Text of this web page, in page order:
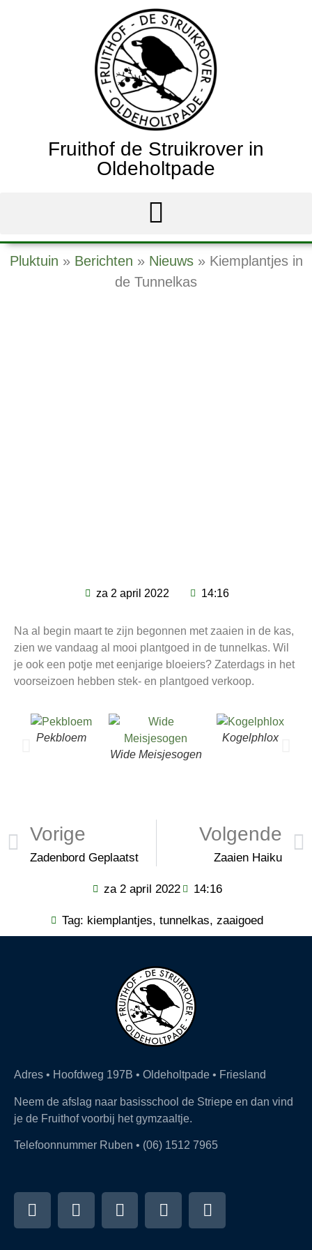
Fruithof de Struikrover in
Oldeholtpade
Pluktuin » Berichten » Nieuws» Kiemplantjes in
de Tunnelkas
za 2 april 2022 14:16
Na al begin maart te zijn begonnen met zaaien in de kas,
zien we vandaag al mooi plantgoed in de tunnelkas. Wil
je ook een potje met eenjarige bloeiers? Zaterdags in het
voorseizoen hebben stek- en plantgoed verkoop.
Pekbloem
Wide Meisjesogen
Kogelphlox
Vorige
Zadenbord Geplaatst
Volgende
Zaaien Haiku
za 2 april 2022 14:16
Tag: kiemplantjes, tunnelkas, zaaigoed
Adres • Hoofdweg 197B • Oldeholtpade • Friesland
Neem de afslag naar basisschool de Striepe en dan vind
je de Fruithof voorbij het gymzaaltje.
Telefoonnummer Ruben • (06) 1512 7965